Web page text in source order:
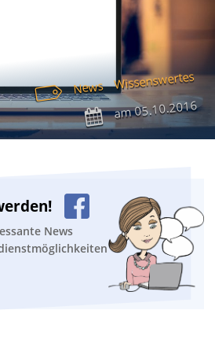
News Wissenswertes
am05.10.2016
News